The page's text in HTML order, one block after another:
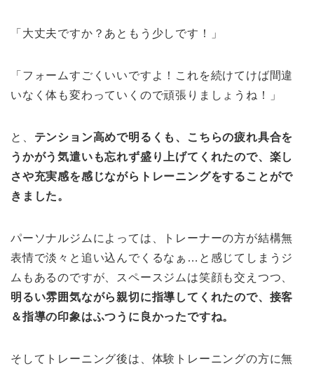
「大丈夫ですか？あともう少しです！」
「フォームすごくいいですよ！これを続けてけば間違
いなく体も変わっていくので頑張りましょうね！」
と、 テンション高めで明るくも、こちらの疲れ具合を
うかがう気遣いも忘れず盛り上げてくれたので、楽し
さや充実感を感じながらトレーニングをすることがで
きました。
パーソナルジムによっては、トレーナーの方が結構無
表情で淡々と追い込んでくるなぁ…と感じてしまうジ
ムもあるのですが、スペースジムは笑顔も交えつつ、
明るい雰囲気ながら親切に指導してくれたので、接客
＆指導の印象はふつうに良かったですね。
そしてトレーニング後は、体験トレーニングの方に無